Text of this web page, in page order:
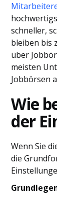
schneller,
bleiben bis
über
meisten
Jobbörsen
Wie
der
Wenn Sie
die